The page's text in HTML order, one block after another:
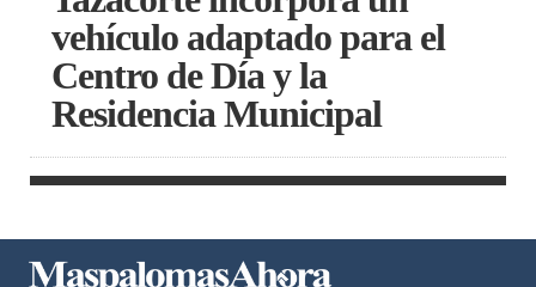
vehículo adaptado para el
Centro de Día y la
Residencia Municipal